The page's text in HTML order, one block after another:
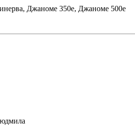
Джаноме 350е, Джаноме 500е